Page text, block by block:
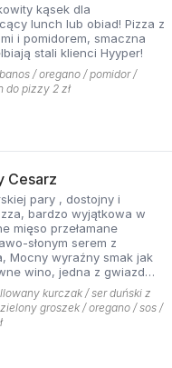
kąsek dla
lunch lub obiad! Pizza z
i pomidorem, smaczna
stali klienci Hyyper!
/ oregano / pomidor /
do pizzy 2 zł
Cesarz
, dostojny i
w
mięso przełamane
słonym serem z
Mocny wyraźny smak jak
wino, jedna z gwiazd
kurczak / ser duński z
groszek / oregano / sos /